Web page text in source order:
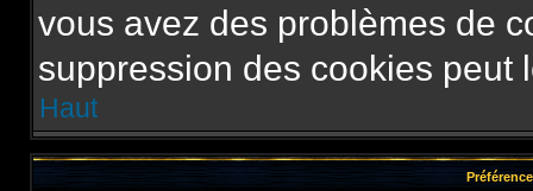
vous avez des problèmes de
suppression des cookies peut
Haut